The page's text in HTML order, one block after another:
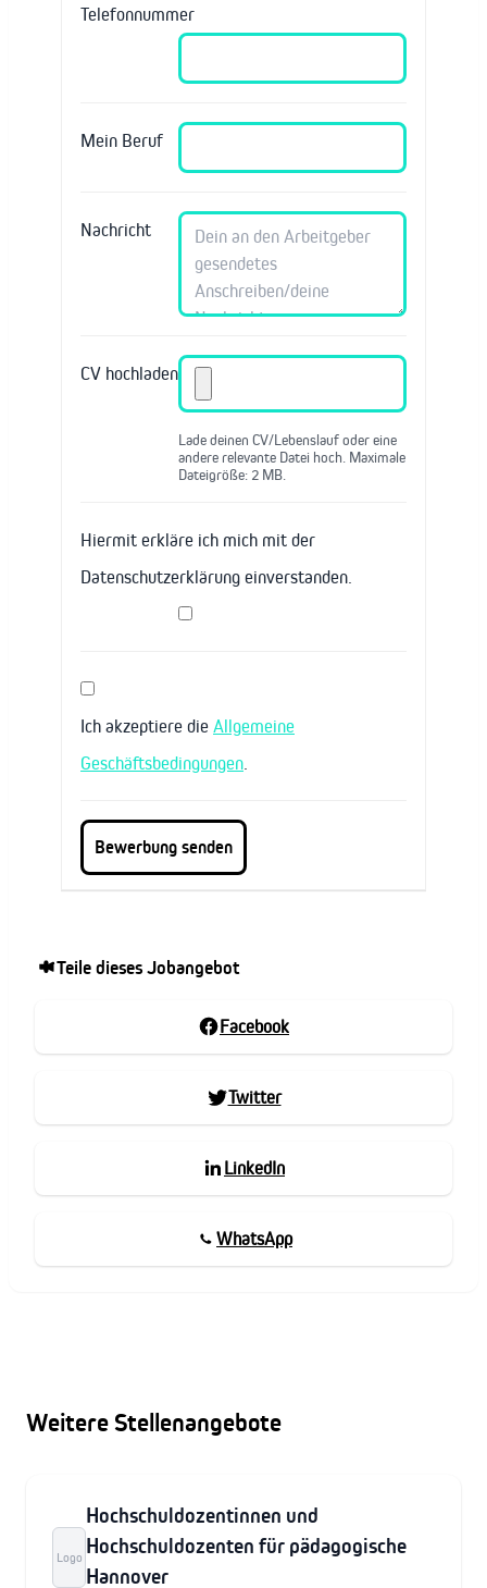
Telefonnummer
Mein Beruf
Nachricht
CV hochladen
Lade deinen CV/Lebenslauf oder eine
andere relevante Datei hoch. Maximale
Dateigröße: 2 MB.
Hiermit erkläre ich mich mit der
Datenschutzerklärung einverstanden.
Ich akzeptiere die Allgemeine
Geschäftsbedingungen
Teile dieses Jobangebot
Facebook
Twitter
LinkedIn
WhatsApp
Weitere Stellenangebote
Logo
Hochschuldozentinnen und
Hochschuldozenten für pädagogische
Hannover